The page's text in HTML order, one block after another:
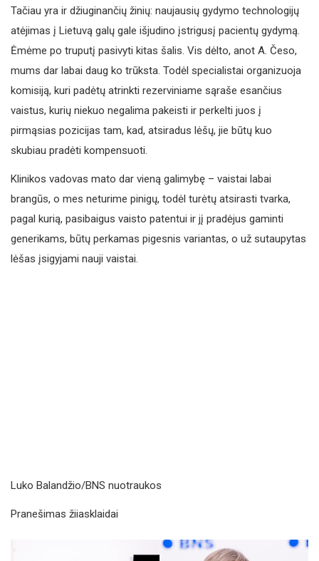
Tačiau yra ir džiuginančių žinių: naujausių gydymo technologijų
atėjimas į Lietuvą galų gale išjudino įstrigusį pacientų gydymą.
Ėmėme po truputį pasivyti kitas šalis. Vis dėlto, anot A. Česo,
mums dar labai daug ko trūksta. Todėl specialistai organizuoja
komisiją, kuri padėtų atrinkti rezerviniame sąraše esančius
vaistus, kurių niekuo negalima pakeisti ir perkelti juos į
pirmąsias pozicijas tam, kad, atsiradus lėšų, jie būtų kuo
skubiau pradėti kompensuoti.
Klinikos vadovas mato dar vieną galimybę – vaistai labai
brangūs, o mes neturime pinigų, todėl turėtų atsirasti tvarka,
pagal kurią, pasibaigus vaisto patentui ir jį pradėjus gaminti
generikams, būtų perkamas pigesnis variantas, o už sutaupytas
lėšas įsigyjami nauji vaistai.
Luko Balandžio/BNS nuotraukos
Pranešimas žiiasklaidai